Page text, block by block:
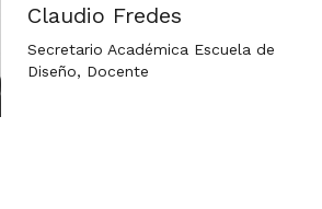
Claudio Fredes
Secretario Académica Escuela de
Diseño, Docente